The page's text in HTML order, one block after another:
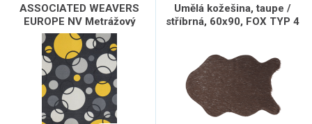
ASSOCIATED WEAVERS
EUROPE NV Metrážový
koberec EXPO NEW 95, šíře
role 400 cm, Šedá,
Vícebarevné
Umělá kožešina, taupe /
stříbrná, 60x90, FOX TYP 4